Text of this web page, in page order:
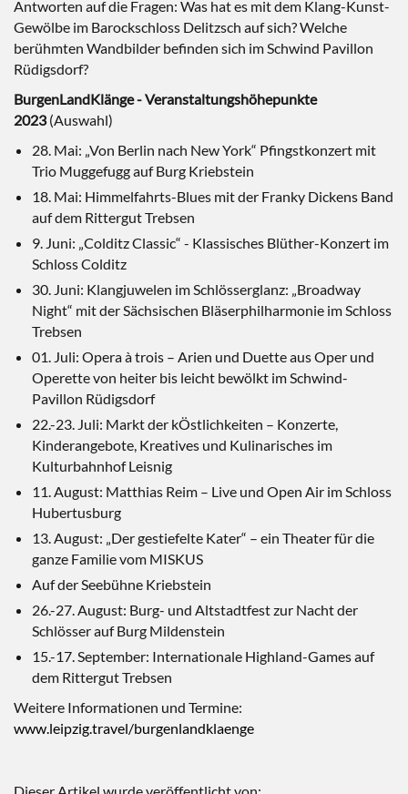
Antworten auf die Fragen: Was hat es mit dem Klang-Kunst-
Gewölbe im Barockschloss Delitzsch auf sich? Welche
berühmten Wandbilder befinden sich im Schwind Pavillon
Rüdigsdorf?
BurgenLandKlänge - Veranstaltungshöhepunkte
2023(Auswahl)
28. Mai: „Von Berlin nach New York“ Pfingstkonzert mit
Trio Muggefugg auf Burg Kriebstein
18. Mai: Himmelfahrts-Blues mit der Franky Dickens Band
auf dem Rittergut Trebsen
9. Juni: „Colditz Classic“ - Klassisches Blüther-Konzert im
Schloss Colditz
30. Juni: Klangjuwelen im Schlösserglanz: „Broadway
Night“ mit der Sächsischen Bläserphilharmonie im Schloss
Trebsen
01. Juli: Opera à trois – Arien und Duette aus Oper und
Operette von heiter bis leicht bewölkt im Schwind-
Pavillon Rüdigsdorf
22.-23. Juli: Markt der kÖstlichkeiten – Konzerte,
Kinderangebote, Kreatives und Kulinarisches im
Kulturbahnhof Leisnig
11. August: Matthias Reim – Live und Open Air im Schloss
Hubertusburg
13. August: „Der gestiefelte Kater“ – ein Theater für die
ganze Familie vom MISKUS
Auf der Seebühne Kriebstein
26.-27. August: Burg- und Altstadtfest zur Nacht der
Schlösser auf Burg Mildenstein
15.-17. September: Internationale Highland-Games auf
dem Rittergut Trebsen
Weitere Informationen und Termine:
www.leipzig.travel/burgenlandklaenge